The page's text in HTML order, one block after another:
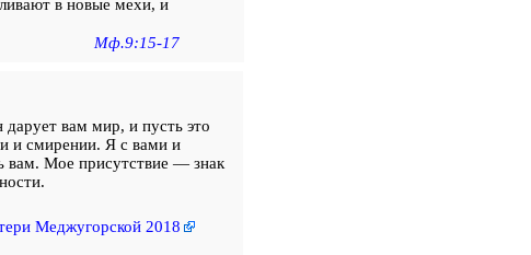
в новые мехи, и
Мф.9:15-17
вам мир, и пусть это
и смирении. Я с вами и
вам. Мое присутствие — знак
Меджугорской 2018